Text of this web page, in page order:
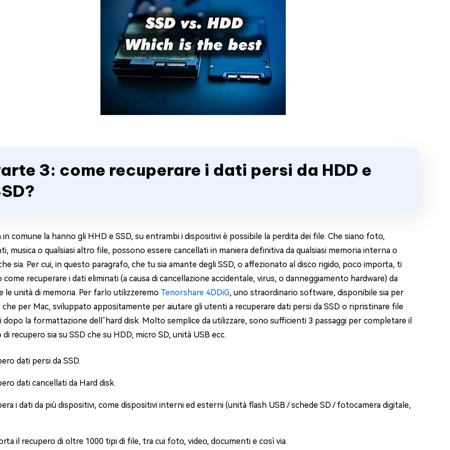
3: come recuperare i dati persi da HDD e
in comune la hanno gli HHD e SSD, su entrambi i dispositivi è possibile la perdita dei file. Che siano foto,
musica o qualsiasi altro file, possono essere cancellati in maniera definitiva da qualsiasi memoria interna o
sia. Per cui, in questo paragrafo, che tu sia amante degli SSD, o affezionato al disco rigido, poco importa, ti
recuperare i dati eliminati (a causa di cancellazione accidentale, virus, o danneggiamento hardware) da
le unità di memoria. Per farlo utilizzeremo Tenorshare 4DDiG, uno straordinario software, disponibile sia per
che per Mac, sviluppato appositamente per aiutare gli utenti a recuperare dati persi da SSD o ripristinare file
dopo la formattazione dell’hard disk. Molto semplice da utilizzare, sono sufficienti 3 passaggi per completare il
recupero sia su SSD che su HDD, micro SD, unità USB ecc.
dati persi da SSD.
dati cancellati da Hard disk.
i dati da più dispositivi, come dispositivi interni ed esterni (unità flash USB / schede SD / fotocamera digitale,
il recupero di oltre 1000 tipi di file, tra cui foto, video, documenti e così via.